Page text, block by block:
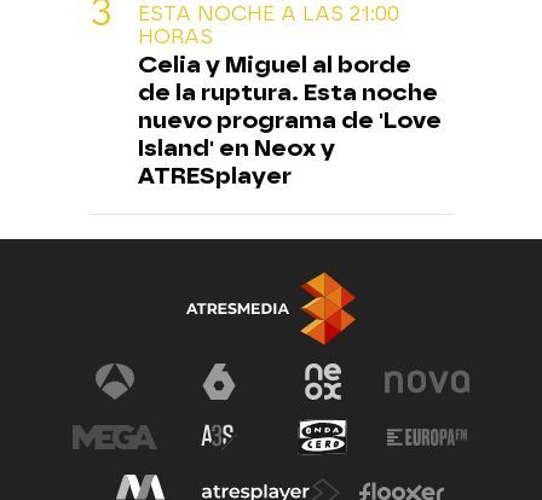
ESTA NOCHE A LAS 21:00
HORAS
Celia y Miguel al borde
de la ruptura. Esta noche
nuevo programa de 'Love
Island' en Neox y
ATRESplayer